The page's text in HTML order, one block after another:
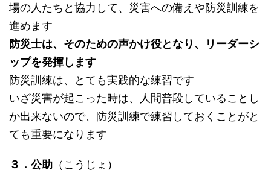
場の人たちと協力して、災害への備えや防災訓練を
進めます
防災士は、そのための声かけ役となり、リーダーシ
ップを発揮します
防災訓練は、とても実践的な練習です
いざ災害が起こった時は、人間普段していることし
か出来ないので、防災訓練で練習しておくことがと
ても重要になります
３．公助 （こうじょ）